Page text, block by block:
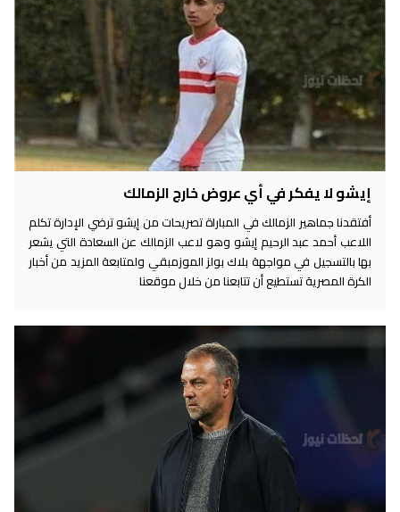
إيشو لا يفكر في أي عروض خارج الزمالك
أفتقدنا جماهير الزمالك في المباراة تصريحات من إيشو ترضي الإدارة تكلم
اللاعب أحمد عبد الرحيم إيشو وهو لاعب الزمالك عن السعادة التي يشعر
بها بالتسجيل في مواجهة بلاك بولز الموزمبقي ولمتابعة المزيد من أخبار
الكرة المصرية تستطيع أن تتابعنا من خلال موقعنا